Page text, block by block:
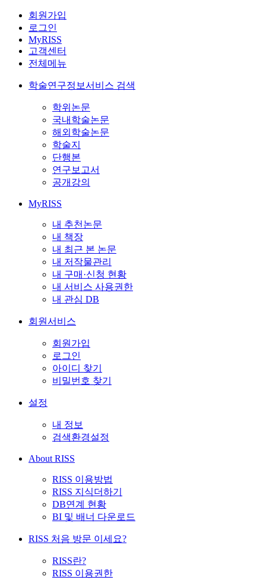
회원가입
로그인
MyRISS
고객센터
전체메뉴
학술연구정보서비스 검색
학위논문
국내학술논문
해외학술논문
학술지
단행본
연구보고서
공개강의
MyRISS
내 추천논문
내 책장
내 최근 본 논문
내 저작물관리
내 구매·신청 현황
내 서비스 사용권한
내 관심 DB
회원서비스
회원가입
로그인
아이디 찾기
비밀번호 찾기
설정
내 정보
검색환경설정
About RISS
RISS 이용방법
RISS 지식더하기
DB연계 현황
BI 및 배너 다운로드
RISS 처음 방문 이세요?
RISS란?
RISS 이용권한